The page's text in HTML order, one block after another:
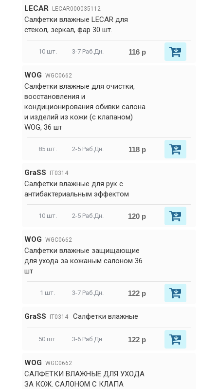
LECAR LECAR000035112
Салфетки влажные LECAR для
стекол, зеркал, фар 30 шт.
10 шт. 3-7 Раб.Дн. 116 р
WOG WGC0662
Салфетки влажные для очистки,
восстановления и
кондиционирования обивки салона
и изделий из кожи (с клапаном)
WOG, 36 шт
85 шт. 2-5 Раб.Дн. 118 р
GraSS IT0314
Салфетки влажные для рук с
антибактериальным эффектом
10 шт. 2-5 Раб.Дн. 120 р
WOG WGC0662
Салфетки влажные защищающие
для ухода за кожаным салоном 36
шт
1 шт. 3-7 Раб.Дн. 122 р
GraSS IT0314 Салфетки влажные
50 шт. 3-6 Раб.Дн. 122 р
WOG WGC0662
САЛФЕТКИ ВЛАЖНЫЕ ДЛЯ УХОДА
ЗА КОЖ. САЛОНОМ С КЛАПА